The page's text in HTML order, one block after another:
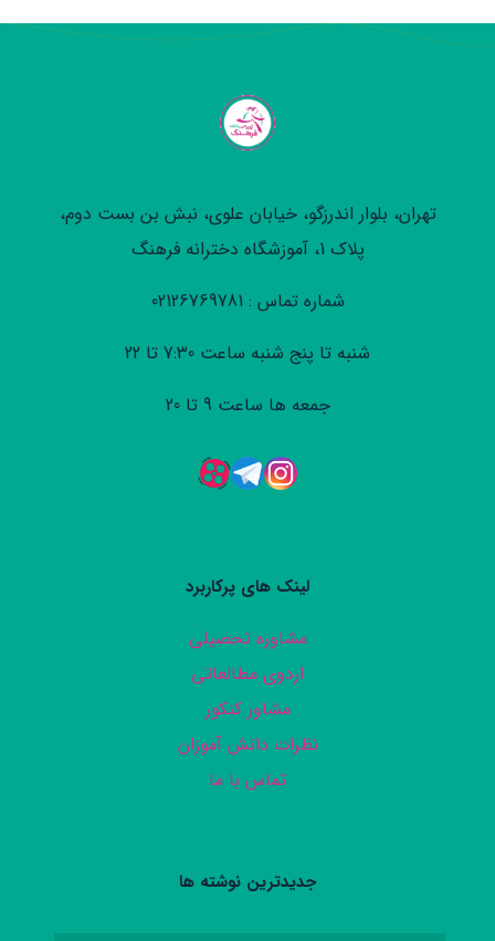
تهران، بلوار اندرزگو، خیابان علوی، نبش بن بست دوم،
پلاک 1، آموزشگاه دخترانه فرهنگ
شماره تماس : 02126769781
شنبه تا پنج شنبه ساعت 7:30 تا 22
جمعه ها ساعت 9 تا 20
لینک های پرکاربرد
مشاوره تحصیلی
اردوی مطالعاتی
مشاور کنکور
نظرات دانش آموزان
تماس با ما
جدیدترین نوشته ها